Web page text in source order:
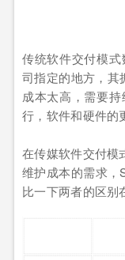
传统软件交付模
司指定的地方，其
成本太高，需要
行，软件和硬件的
在传媒软件交付模
维护成本的需求，
比一下两者的区别